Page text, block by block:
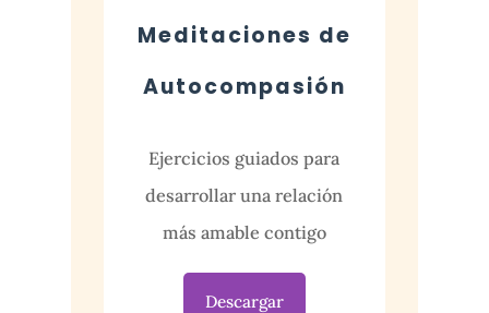
Meditaciones de
Autocompasión
Ejercicios guiados para
desarrollar una relación
más amable contigo
Descargar